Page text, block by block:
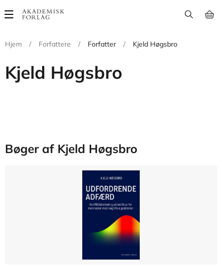
Main
Hjem
/ Forfattere / Forfatter / Kjeld Høgsbro
Kjeld Høgsbro
Bøger af Kjeld Høgsbro